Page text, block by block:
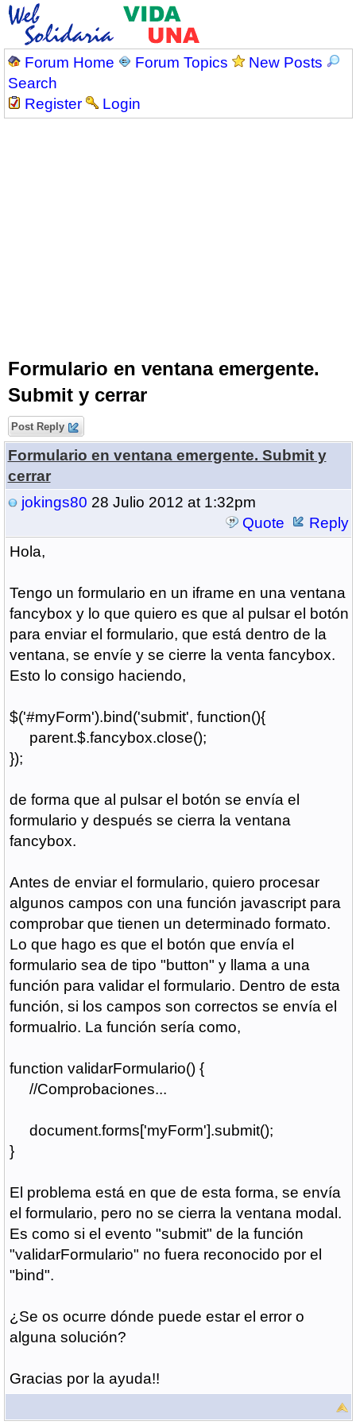
Forum Home Forum Topics
New Posts
Search
Register
Login
Formulario en ventana emergente.
Submit y cerrar
Post Reply
Formulario en ventana emergente. Submit y
cerrar
jokings80 28 Julio 2012 at 1:32pm
Quote
Reply
Hola,
Tengo un formulario en un iframe en una ventana
fancybox y lo que quiero es que al pulsar el botón
para enviar el formulario, que está dentro de la
ventana, se envíe y se cierre la venta fancybox.
Esto lo consigo haciendo,
$('#myForm').bind('submit', function(){
parent.$.fancybox.close();
});
de forma que al pulsar el botón se envía el
formulario y después se cierra la ventana
fancybox.
Antes de enviar el formulario, quiero procesar
algunos campos con una función javascript para
comprobar que tienen un determinado formato.
Lo que hago es que el botón que envía el
formulario sea de tipo "button" y llama a una
función para validar el formulario. Dentro de esta
función, si los campos son correctos se envía el
formualrio. La función sería como,
function validarFormulario() {
//Comprobaciones...
document.forms['myForm'].submit();
}
El problema está en que de esta forma, se envía
el formulario, pero no se cierra la ventana modal.
Es como si el evento "submit" de la función
"validarFormulario" no fuera reconocido por el
"bind".
¿Se os ocurre dónde puede estar el error o
alguna solución?
Gracias por la ayuda!!